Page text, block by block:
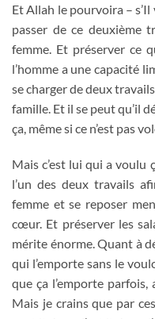
Et Allah le pourvoira –
passer de ce deuxième
femme. Et préserver ce
l’homme a une capacité
se charger de deux
famille. Et il se peut qu’il
ça, même si ce n’est pas
Mais c’est lui qui a voulu
l’un des deux travails
femme et se reposer
cœur. Et préserver les
mérite énorme. Quant à
qui l’emporte sans le
que ça l’emporte
Mais je crains que par